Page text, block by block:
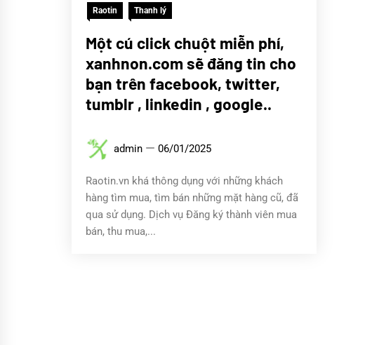
Raotin Thanh lý
Một cú click chuột miễn phí,
xanhnon.com sẽ đăng tin cho
bạn trên facebook, twitter,
tumblr , linkedin , google..
admin 06/01/2025
Raotin.vn khá thông dụng với những khách
hàng tìm mua, tìm bán những mặt hàng cũ, đã
qua sử dụng. Dịch vụ Đăng ký thành viên mua
bán, thu mua,...